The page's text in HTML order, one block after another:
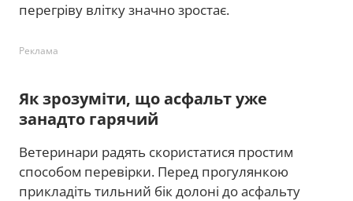
перегріву влітку значно зростає.
Реклама
Як зрозуміти, що асфальт уже
занадто гарячий
Ветеринари радять скористатися простим
способом перевірки. Перед прогулянкою
прикладіть тильний бік долоні до асфальту